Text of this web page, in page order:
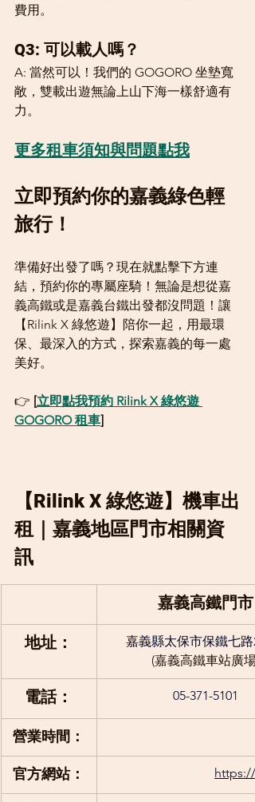
費用。
Q3: 可以載人嗎？
A: 當然可以！我們的 GOGORO 坐墊寬
敞，雙載出遊無論上山下海一樣舒適有
力。
更多租車須知與問題點我
立即預約你的嘉義綠色輕
旅行！
準備好出發了嗎？現在就點擊下方連
結，預約你的專屬座騎！無論是想從嘉
義高鐵或是嘉義台鐵出發都沒問題！讓
【Rilink X 綠悠遊】陪你一起，用最環
保、最深入的方式，探索嘉義的每一處
美好。
👉 [立即點我預約 Rilink X 綠悠遊
GOGORO 租車]
【Rilink X 綠悠遊】機車出
租｜嘉義地區門市相關資
訊
嘉義高鐵門市
地址：
嘉義縣太保市保鐵七路
(嘉義高鐵車站廣場)
電話： 05-371-5101
營業時間：
官方網站：